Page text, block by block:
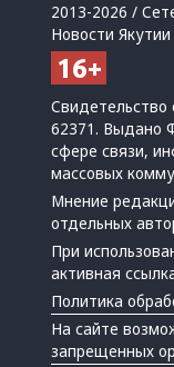
2013-2026 /
Новости Якутии
62371. Выдано
сфере связи,
массовых
Мнение
отдельных
При
активная
Политика
На сайте
запрещенных